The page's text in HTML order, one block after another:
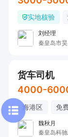
实地核验
刘经理
秦皇岛市
货车司机
4000-
海港区 免
魏秋月
秦皇岛科